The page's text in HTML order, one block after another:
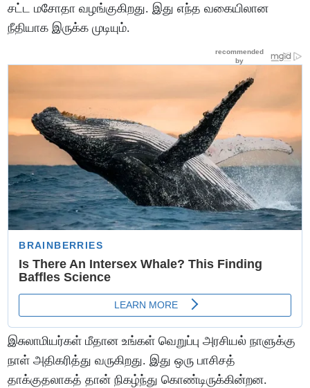
சட்ட மசோதா வழங்குகிறது. இது எந்த வகையிலான
நீதியாக இருக்க முடியும்.
இசுலாமியர்கள் மீதான உங்கள் வெறுப்பு அரசியல் நாளுக்கு
நாள் அதிகரித்து வருகிறது. இது ஒரு பாசிசத்
தாக்குதலாகத் தான் நிகழ்ந்து கொண்டிருக்கின்றன.